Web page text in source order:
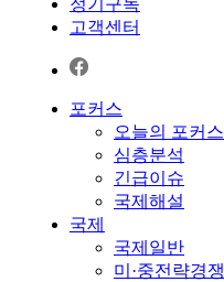
고객센터
포커스
오늘의 포커스
심층분석
긴급이슈
국제해설
국제
국제일반
미·중전략경쟁